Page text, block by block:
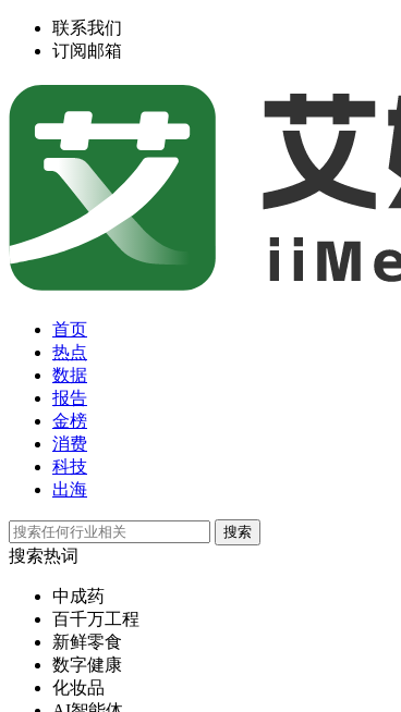
联系我们
订阅邮箱
首页
热点
数据
报告
金榜
消费
科技
出海
搜索
搜索热词
中成药
百千万工程
新鲜零食
数字健康
化妆品